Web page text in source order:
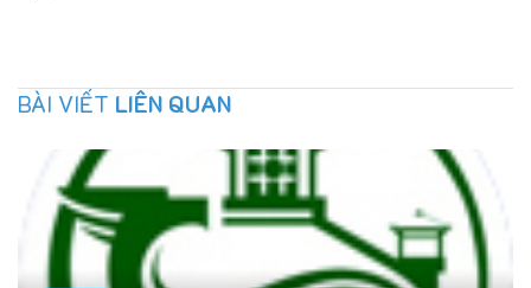
BÀI VIẾT LIÊN QUAN